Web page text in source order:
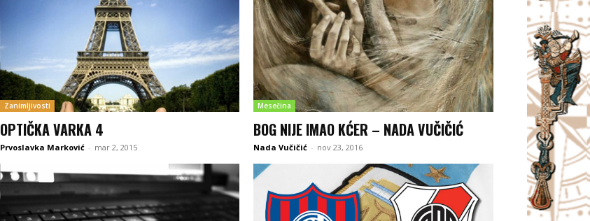
Zanimljivosti
OPTIČKA VARKA 4
Prvoslavka Marković - mar 2, 2015
Mesečina
BOG NIJE IMAO KĆER – NADA VUČIČIĆ
Nada Vučičić - nov 23, 2016